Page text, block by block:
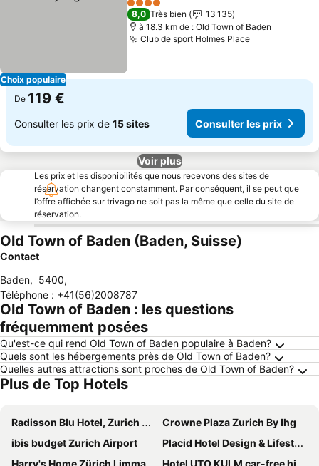
Choix populaire
Consulter les prix
4 Étoiles
8,0 Très bien
13 135
à 18.3 km de : Old Town of Baden
Club de sport Holmes PlaceConsulter
De 119 €
Consulter les prix de 15 sites Consulter les prix
Voir plus
Les prix et les disponibilités que nous recevons des sites de
réservation changent constamment. Par conséquent, il se peut que
l’offre affichée sur trivago ne soit pas la même que celle du site de
réservation.
Old Town of Baden (Baden, Suisse)
Contact
Baden, 5400,
Téléphone : +41(56)2008787
Old Town of Baden : les questions
fréquemment posées
Qu'est-ce qui rend Old Town of Baden populaire à Baden?
Quels sont les hébergements près de Old Town of Baden?
Quelles autres attractions sont proches de Old Town of Baden?
Plus de Top Hotels
Radisson Blu Hotel, Zurich Airport
Crowne Plaza Zurich By Ihg
ibis budget Zurich Airport
Placid Hotel Design & Lifestyle Zurich
Harry's Home Zürich Limmattal
Hotel UTO KULM car-free hideaway in Zurich